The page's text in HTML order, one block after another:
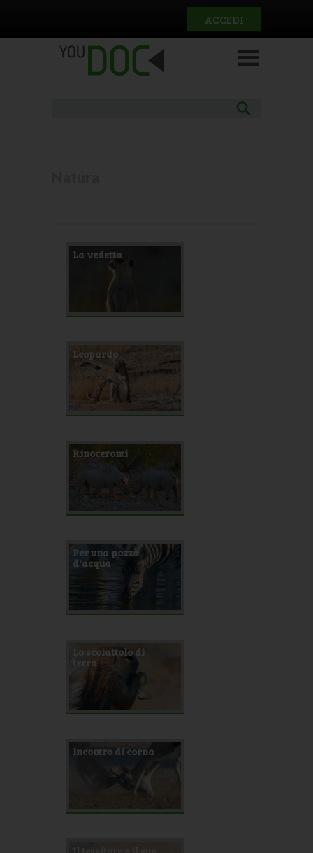
ACCEDI
La vedetta
Leopardo
Rinoceronti
Per una pozza
d'acqua
Lo scoiattolo di
terra
Incontro di corna